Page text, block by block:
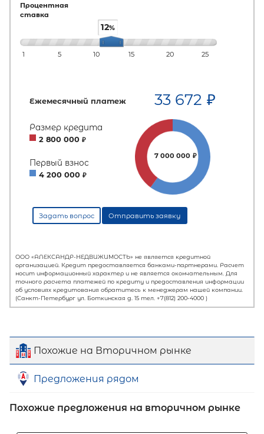
Похожие на Вторичном рынке
Предложения рядом
Похожие предложения на вторичном рынке